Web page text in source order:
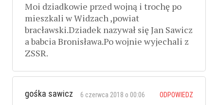
Moi dziadkowie przed wojną i trochę po
mieszkali w Widzach ,powiat
bracławski.Dziadek nazywał się Jan Sawicz
a babcia Bronisława.Po wojnie wyjechali z
ZSSR.
gośka sawicz 6 czerwca 2018 o 00:06 ODPOWIEDZ